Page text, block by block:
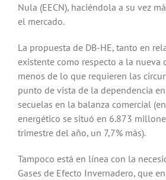
Nula (EECN), haciéndola a su vez
el mercado.
La propuesta de DB-HE, tanto en
existente como respecto a la nueva
menos de lo que requieren las
punto de vista de la dependencia
secuelas en la balanza comercial
energético se situó en 6.873
trimestre del año, un 7,7% más).
Tampoco está en línea con la
Gases de Efecto Invernadero, que